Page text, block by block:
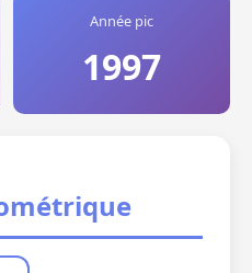
Année pic
1997